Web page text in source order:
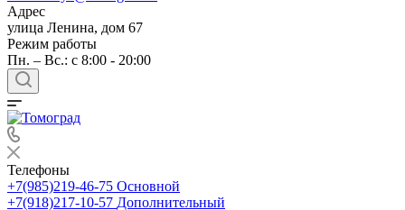
Адрес
улица Ленина, дом 67
Режим работы
Пн. – Вс.: c 8:00 - 20:00
Телефоны
+7(985)219-46-75 Основной
+7(918)217-10-57 Дополнительный